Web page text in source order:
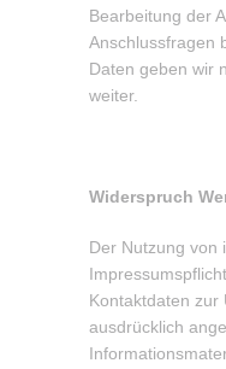
Bearbeitung der
Anschlussfragen
Daten geben wir
weiter.
Widerspruch
Der Nutzung von
Kontaktdaten zur
ausdrücklich